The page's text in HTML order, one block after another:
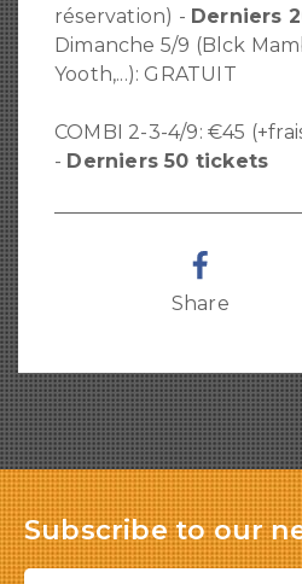
réservation) - Derniers
Dimanche 5/9 (Blck
Yooth,...): GRATUIT
COMBI 2-3-4/9: €45
- Derniers 50 tickets
Share
Subscribe to our